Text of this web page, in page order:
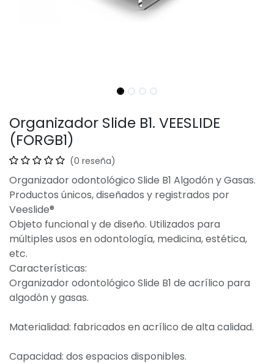
Organizador Slide B1. VEESLIDE
(FORGB1)
(0 reseña)
Organizador odontológico Slide B1 Algodón y Gasas.
Productos únicos, diseñados y registrados por
Veeslide®
Objeto funcional y de diseño. Utilizados para
múltiples usos en odontología, medicina, estética,
etc.
Características:
Organizador odontológico Slide B1 de acrílico para
algodón y gasas.
Materialidad: fabricados en acrílico de alta calidad.
Capacidad: dos espacios disponibles.